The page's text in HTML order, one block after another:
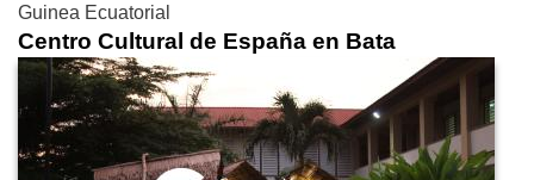
Guinea Ecuatorial
Centro Cultural de España en Bata